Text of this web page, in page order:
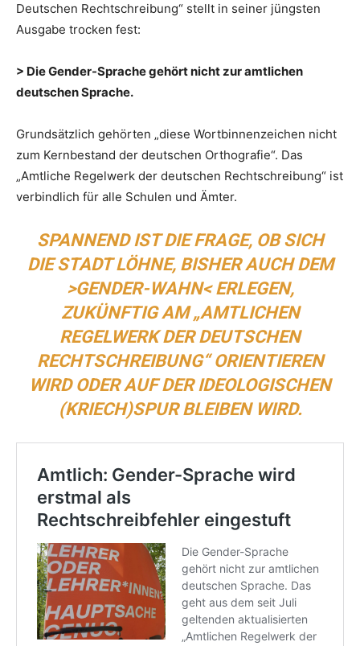
Deutschen Rechtschreibung“ stellt in seiner jüngsten
Ausgabe trocken fest:
> Die Gender-Sprache gehört nicht zur amtlichen
deutschen Sprache.
Grundsätzlich gehörten „diese Wortbinnenzeichen nicht
zum Kernbestand der deutschen Orthografie“. Das
„Amtliche Regelwerk der deutschen Rechtschreibung“ ist
verbindlich für alle Schulen und Ämter.
SPANNEND IST DIE FRAGE, OB SICH
DIE STADT LÖHNE, BISHER AUCH DEM
>GENDER-WAHN< ERLEGEN,
ZUKÜNFTIG AM „AMTLICHEN
REGELWERK DER DEUTSCHEN
RECHTSCHREIBUNG“ ORIENTIEREN
WIRD ODER AUF DER IDEOLOGISCHEN
(KRIECH)SPUR BLEIBEN WIRD.